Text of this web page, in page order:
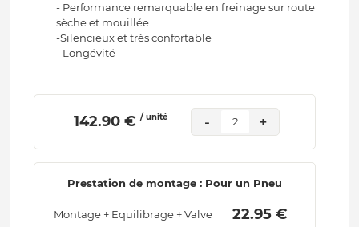
- Performance remarquable en freinage sur route
sèche et mouillée
-Silencieux et très confortable
- Longévité
142.90 € / unité - 2 +
Prestation de montage : Pour un Pneu
Montage + Equilibrage + Valve 22.95 €